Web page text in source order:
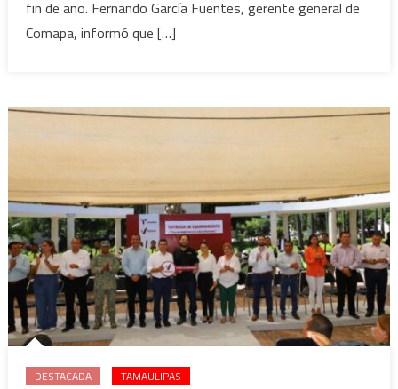
gracias
fin de año. Fernando García Fuentes, gerente general de
Comapa, informó que […]
DESTACADA TAMAULIPAS